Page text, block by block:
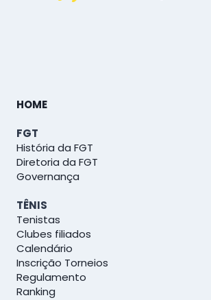
HOME
FGT
História da FGT
Diretoria da FGT
Governança
TÊNIS
Tenistas
Clubes filiados
Calendário
Inscrição Torneios
Regulamento
Ranking